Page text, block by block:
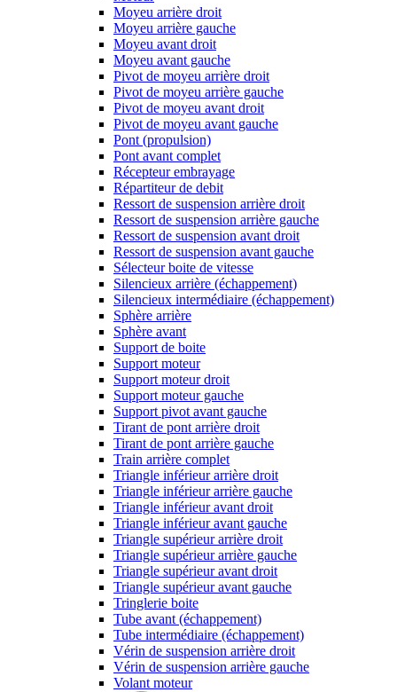
Moyeu arrière droit
Moyeu arrière gauche
Moyeu avant droit
Moyeu avant gauche
Pivot de moyeu arrière droit
Pivot de moyeu arrière gauche
Pivot de moyeu avant droit
Pivot de moyeu avant gauche
Pont (propulsion)
Pont avant complet
Récepteur embrayage
Répartiteur de debit
Ressort de suspension arrière droit
Ressort de suspension arrière gauche
Ressort de suspension avant droit
Ressort de suspension avant gauche
Sélecteur boite de vitesse
Silencieux arrière (échappement)
Silencieux intermédiaire (échappement)
Sphère arrière
Sphère avant
Support de boite
Support moteur
Support moteur droit
Support moteur gauche
Support pivot avant gauche
Tirant de pont arrière droit
Tirant de pont arrière gauche
Train arrière complet
Triangle inférieur arrière droit
Triangle inférieur arrière gauche
Triangle inférieur avant droit
Triangle inférieur avant gauche
Triangle supérieur arrière droit
Triangle supérieur arrière gauche
Triangle supérieur avant droit
Triangle supérieur avant gauche
Tringlerie boite
Tube avant (échappement)
Tube intermédiaire (échappement)
Vérin de suspension arrière droit
Vérin de suspension arrière gauche
Volant moteur